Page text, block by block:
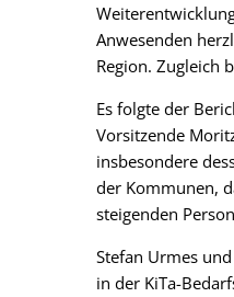
Anwesenden
Region. Zugleich
Es folgte der
Vorsitzende
insbesondere
der Kommunen,
steigenden
Stefan Urmes
in der KiTa-